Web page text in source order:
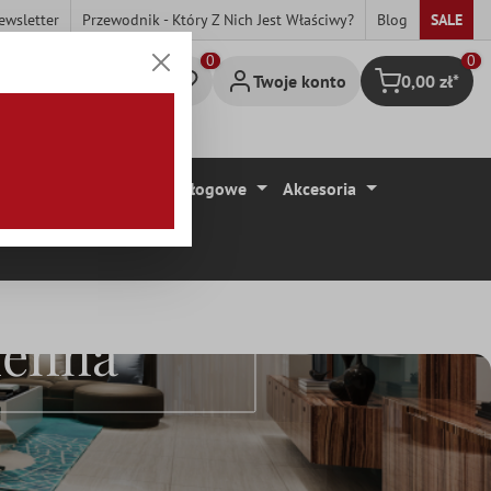
Przewodnik - Który Z Nich Jest Właściwy? Blog SALE
Twoje konto Koszyk
0
0,00 zł*
Wykładziny Podłogowe Akcesoria